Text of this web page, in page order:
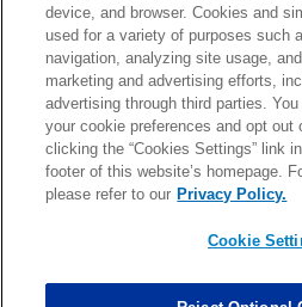
チーム 順
選手成績
More NFL 特
TOP お問い合わせ
プライバシーポリシー プライバ
Copyright © NFL
device, and browser. Cookies and
used for a variety of purposes such
navigation, analyzing site usage,
marketing and advertising efforts,
advertising through third parties.
your cookie preferences and opt out
clicking the “Cookies Settings” link
footer of this website’s homepage.
please refer to our Privacy Policy.
Cookie